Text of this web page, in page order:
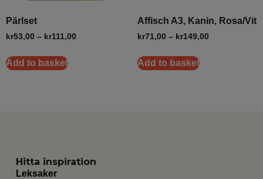
Pärlset
kr53,00 – kr111,00
Add to basket
Affisch A3, Kanin, Rosa/Vit
kr71,00 – kr149,00
Add to basket
Hitta inspiration
Leksaker